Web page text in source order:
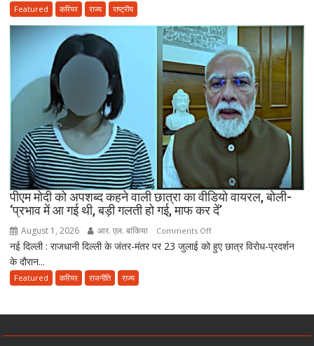
पेपर
लीक
संशोधन
बिल
को
दी
मंजूरी,
तक
की
10
का
Featured करियर राज्य राष्ट्रीय
पीएम मोदी को अपशब्द कहने वाली छात्रा का वीडियो वायरल, बोली-
‘प्रभाव में आ गई थी, बड़ी गलती हो गई, माफ कर दें’
August 1, 2026 आर. एल. बांकिया Comments Offon
पीएम
छात्रा
नई दिल्ली : राजधानी दिल्ली के जंतर-मंतर पर 23 जुलाई को हुए छात्र विरोध-प्रदर्शन
के दौरान...
Featured करियर राजनीति राज्य